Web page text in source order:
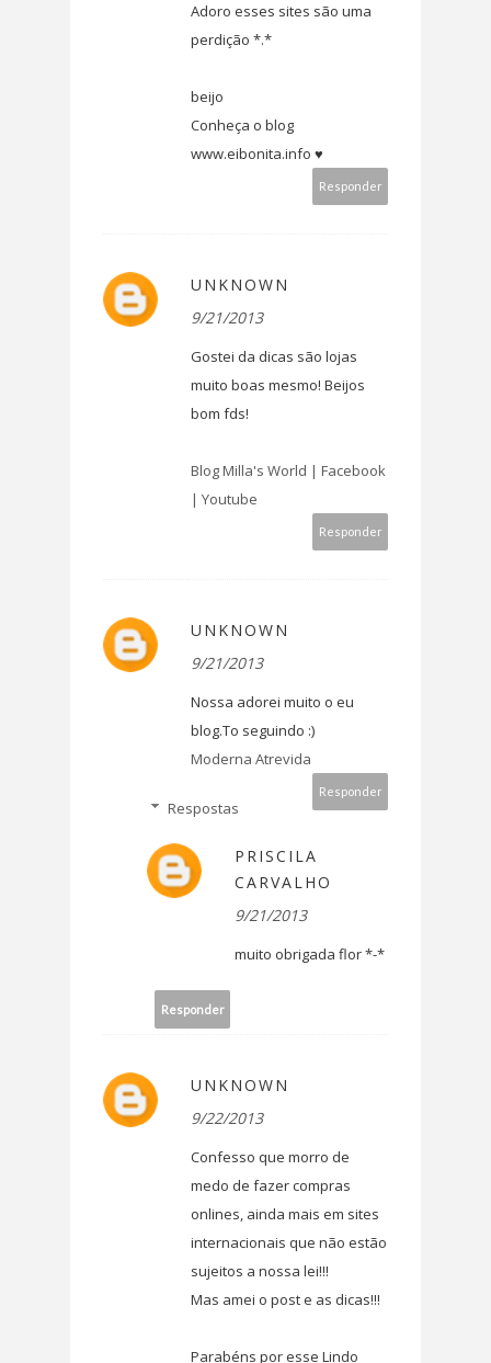
Adoro esses sites são uma
perdição *.*
beijo
Conheça o blog
www.eibonita.info ♥
Responder
UNKNOWN
9/21/2013
Gostei da dicas são lojas
muito boas mesmo! Beijos
bom fds!
Blog Milla's World | Facebook
| Youtube
Responder
UNKNOWN
9/21/2013
Nossa adorei muito o eu
blog.To seguindo :)
Moderna Atrevida
Responder
Respostas
PRISCILA
CARVALHO
9/21/2013
muito obrigada flor *-*
Responder
UNKNOWN
9/22/2013
Confesso que morro de
medo de fazer compras
onlines, ainda mais em sites
internacionais que não estão
sujeitos a nossa lei!!!
Mas amei o post e as dicas!!!
Parabéns por esse Lindo